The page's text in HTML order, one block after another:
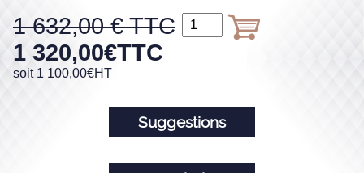
1 632,00
1 320,00€TTC
soit 1 100,00€HT
Suggestions